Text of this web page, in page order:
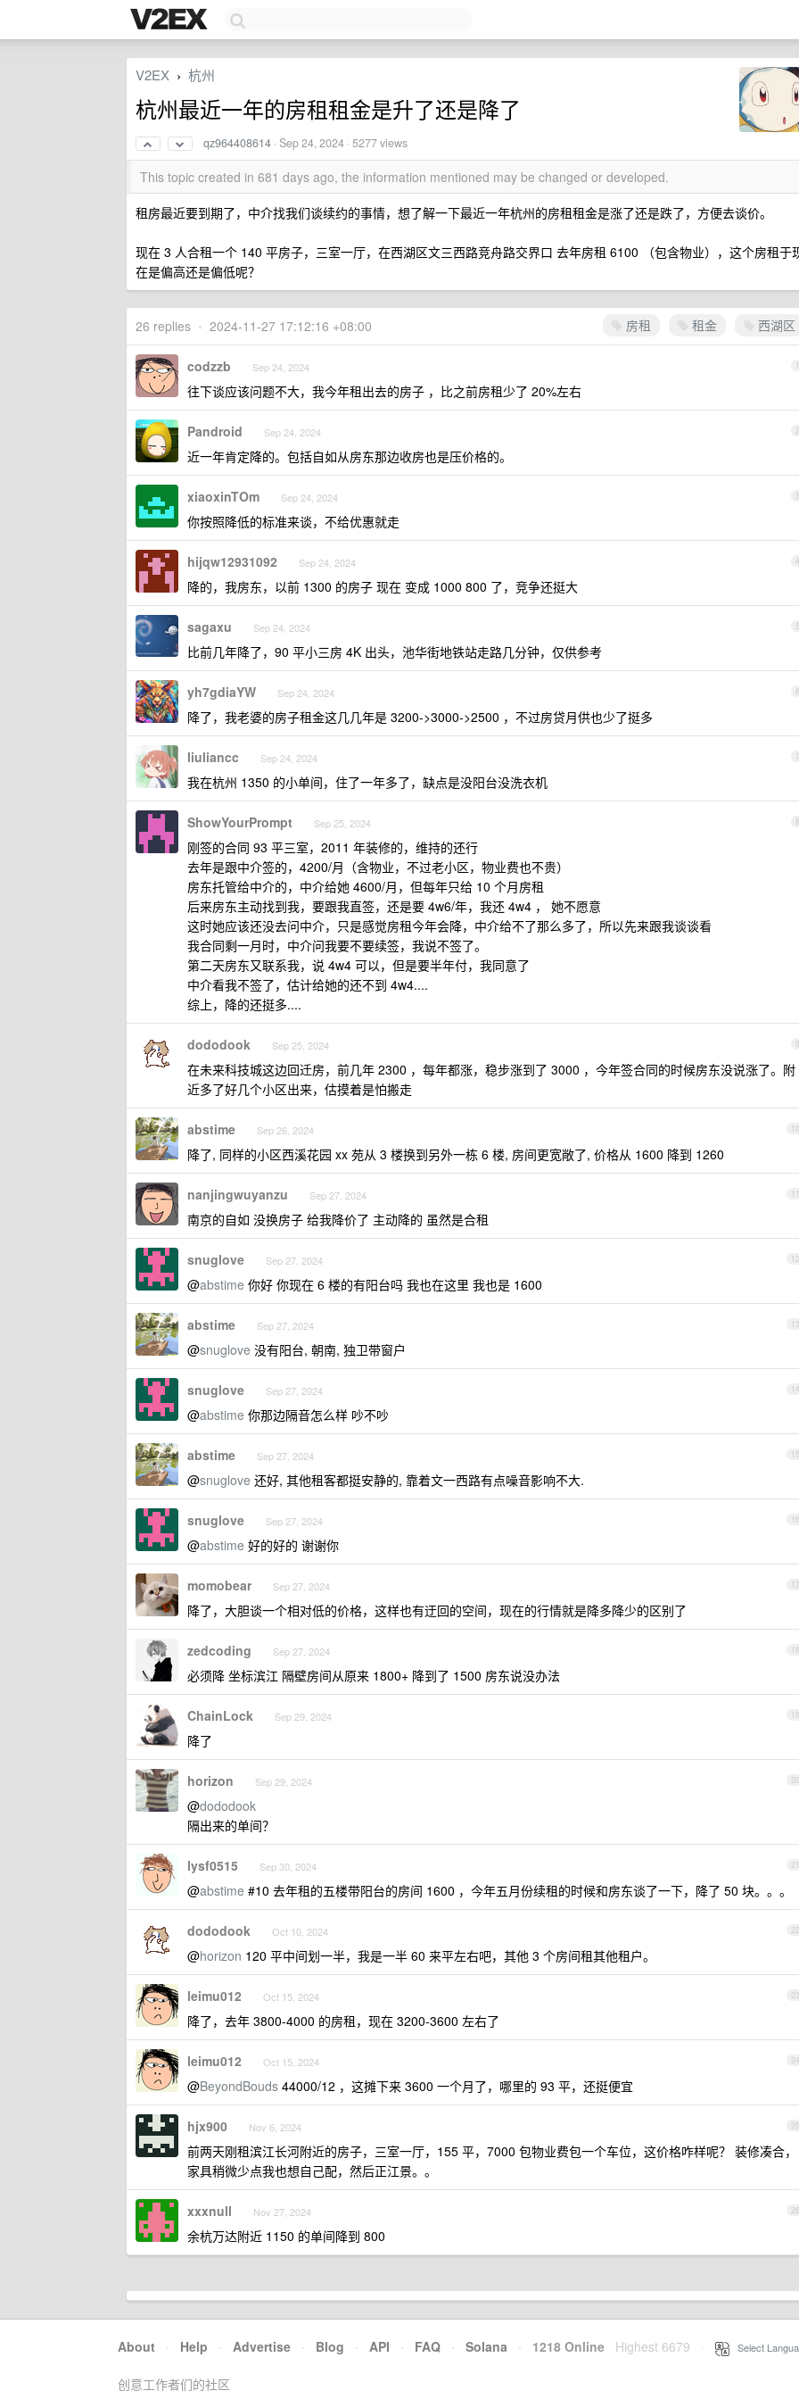
V2EX › 杭州
杭州最近一年的房租租金是升了还是降了
qz964408614 ·Sep 24, 2024 · 5277 views
This topic created in 681 days ago, the information mentioned may be changed or developed.
租房最近要到期了，中介找我们谈续约的事情，想了解一下最近一年杭州的房租租金是涨了还是跌了，方便去谈价。
现在 3 人合租一个 140 平房子，三室一厅，在西湖区文三西路竞舟路交界口 去年房租 6100 （包含物业），这个房租于
在是偏高还是偏低呢？
房租 租金 西湖区
26 replies • 2024-11-27 17:12:16 +08:00
1
codzzb Sep 24, 2024
往下谈应该问题不大，我今年租出去的房子 ，比之前房租少了 20%左右
2
Pandroid Sep 24, 2024
近一年肯定降的。包括自如从房东那边收房也是压价格的。
3
xiaoxinTOm Sep 24, 2024
你按照降低的标准来谈，不给优惠就走
4
hijqw12931092 Sep 24, 2024
降的，我房东，以前 1300 的房子 现在 变成 1000 800 了，竞争还挺大
5
sagaxu Sep 24, 2024
比前几年降了，90 平小三房 4K 出头，池华街地铁站走路几分钟，仅供参考
6
yh7gdiaYW Sep 24, 2024
降了，我老婆的房子租金这几几年是 3200->3000->2500 ，不过房贷月供也少了挺多
7
liuliancc Sep 24, 2024
我在杭州 1350 的小单间，住了一年多了，缺点是没阳台没洗衣机
8
ShowYourPrompt Sep 25, 2024
刚签的合同 93 平三室，2011 年装修的，维持的还行
去年是跟中介签的，4200/月（含物业，不过老小区，物业费也不贵）
房东托管给中介的，中介给她 4600/月，但每年只给 10 个月房租
后来房东主动找到我，要跟我直签，还是要 4w6/年，我还 4w4 ， 她不愿意
这时她应该还没去问中介，只是感觉房租今年会降，中介给不了那么多了，所以先来跟我谈谈看
我合同剩一月时，中介问我要不要续签，我说不签了。
第二天房东又联系我，说 4w4 可以，但是要半年付，我同意了
中介看我不签了，估计给她的还不到 4w4....
综上，降的还挺多....
9
dododook Sep 25, 2024
在未来科技城这边回迁房，前几年 2300 ，每年都涨，稳步涨到了 3000 ，今年签合同的时候房东没说涨了。附
近多了好几个小区出来，估摸着是怕搬走
10
abstime Sep 26, 2024
降了, 同样的小区西溪花园 xx 苑从 3 楼换到另外一栋 6 楼, 房间更宽敞了, 价格从 1600 降到 1260
11
nanjingwuyanzu Sep 27, 2024
南京的自如 没换房子 给我降价了 主动降的 虽然是合租
12
snuglove Sep 27, 2024
@abstime 你好 你现在 6 楼的有阳台吗 我也在这里 我也是 1600
13
abstime Sep 27, 2024
@snuglove 没有阳台, 朝南, 独卫带窗户
14
snuglove Sep 27, 2024
@abstime 你那边隔音怎么样 吵不吵
15
abstime Sep 27, 2024
@snuglove 还好, 其他租客都挺安静的, 靠着文一西路有点噪音影响不大.
16
snuglove Sep 27, 2024
@abstime 好的好的 谢谢你
17
momobear Sep 27, 2024
降了，大胆谈一个相对低的价格，这样也有迂回的空间，现在的行情就是降多降少的区别了
18
zedcoding Sep 27, 2024
必须降 坐标滨江 隔壁房间从原来 1800+ 降到了 1500 房东说没办法
19
ChainLock Sep 29, 2024
降了
20
horizon Sep 29, 2024
@dododook
隔出来的单间？
21
lysf0515 Sep 30, 2024
@abstime #10 去年租的五楼带阳台的房间 1600 ，今年五月份续租的时候和房东谈了一下，降了 50 块。。。
22
dododook Oct 10, 2024
@horizon 120 平中间划一半，我是一半 60 来平左右吧，其他 3 个房间租其他租户。
23
leimu012 Oct 15, 2024
降了，去年 3800-4000 的房租，现在 3200-3600 左右了
24
leimu012 Oct 15, 2024
@BeyondBouds 44000/12 ，这摊下来 3600 一个月了，哪里的 93 平，还挺便宜
25
hjx900 Nov 6, 2024
前两天刚租滨江长河附近的房子，三室一厅，155 平，7000 包物业费包一个车位，这价格咋样呢？ 装修凑合，
家具稍微少点我也想自己配，然后正江景。。
26
xxxnull Nov 27, 2024
余杭万达附近 1150 的单间降到 800
About · Help · Advertise · Blog · API · FAQ · Solana · 1218 Online Highest 6679 Select
创意工作者们的社区